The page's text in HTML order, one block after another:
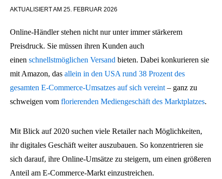
AKTUALISIERT AM 25. FEBRUAR 2026
Online-Händler stehen nicht nur unter immer stärkerem
Preisdruck. Sie müssen ihren Kunden auch
einen schnellstmöglichen Versand bieten. Dabei konkurieren sie
mit Amazon, das allein in den USA rund 38 Prozent des
gesamten E-Commerce-Umsatzes auf sich vereint – ganz zu
schweigen vom florierenden Mediengeschäft des Marktplatzes.
Mit Blick auf 2020 suchen viele Retailer nach Möglichkeiten,
ihr digitales Geschäft weiter auszubauen. So konzentrieren sie
sich darauf, ihre Online-Umsätze zu steigern, um einen größeren
Anteil am E-Commerce-Markt einzustreichen.